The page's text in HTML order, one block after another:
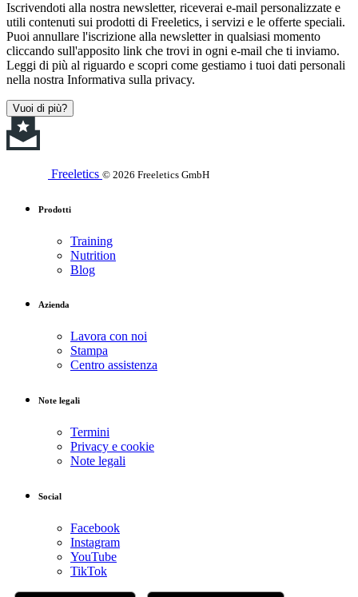
Iscrivendoti alla nostra newsletter, riceverai e-mail personalizzate e
utili contenuti sui prodotti di Freeletics, i servizi e le offerte speciali.
Puoi annullare l'iscrizione alla newsletter in qualsiasi momento
cliccando sull'apposito link che trovi in ogni e-mail che ti inviamo.
Leggi di più al riguardo e scopri come gestiamo i tuoi dati personali
nella nostra Informativa sulla privacy.
Vuoi di più?
Freeletics © 2026 Freeletics GmbH
Prodotti
Training
Nutrition
Blog
Azienda
Lavora con noi
Stampa
Centro assistenza
Note legali
Termini
Privacy e cookie
Note legali
Social
Facebook
Instagram
YouTube
TikTok